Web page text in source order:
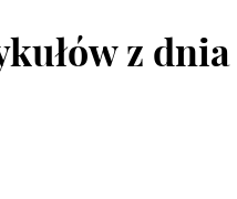
z dnia